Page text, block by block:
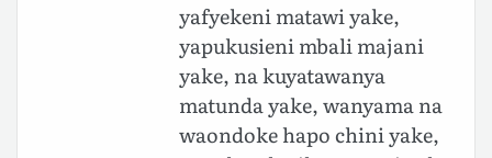
yafyekeni matawi yake,
yapukusieni mbali majani
yake, na kuyatawanya
matunda yake, wanyama na
waondoke hapo chini yake,